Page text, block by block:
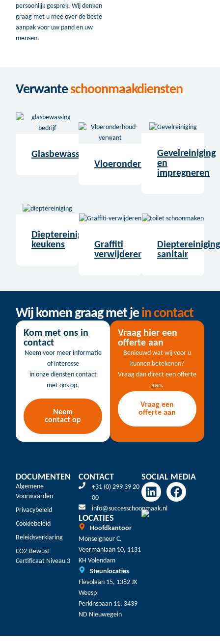
persoonlijk gesprek. Wij denken
graag met u mee over de beste
aanpak voor uw pand en uw
mensen.
Verwanteschoonmaakdiensten
Glasbewassing
Vloeronderhoud
Gevelreiniging
en
impregneren
Dieptereiniging
keukens
Graffiti
verwijderen
Dieptereiniging
sanitair
Wij komen graag met jein contact
Kom met ons in
contact
Neem voor meer informatie
of interesse
in onze diensten contact
met ons op.
Neem
contact op
Vraag hier een
offerte aan
Benieuwd wat wij voor u
kunnen betekenen?
Vraag dan direct een offerte
aan.
Vraag een
offerte aan
DOCUMENTEN
Algemene
Voorwaarden
Privacybeleid
Cookiebeleid
Beleidsverklaring
CO2-Bewust
Certificaat Niveau 3
CONTACT
+31 (0) 299 39 20
00
info@successchoonmaak.nl
LOCATIES
Hoofdkantoor
Monseigneur C.
Veermanlaan 10, 1131
KH Volendam
Steunlocaties
Flevolaan 15, 1382 JX
Weesp
Perkinsbaan 11, 3439
ND Nieuwegein
SOCIAL MEDIA